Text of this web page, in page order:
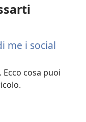
me i social
cosa puoi